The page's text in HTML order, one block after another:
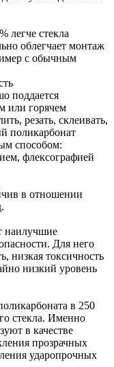
легче стекла
облегчает монтаж
с обычным
поддается
или горячем
резать, склеивать,
поликарбонат
способом:
флексографией
в отношении
наилучшие
Для него
низкая токсичность
низкий уровень
в 250
стекла. Именно
в качестве
прозрачных
ударопрочных